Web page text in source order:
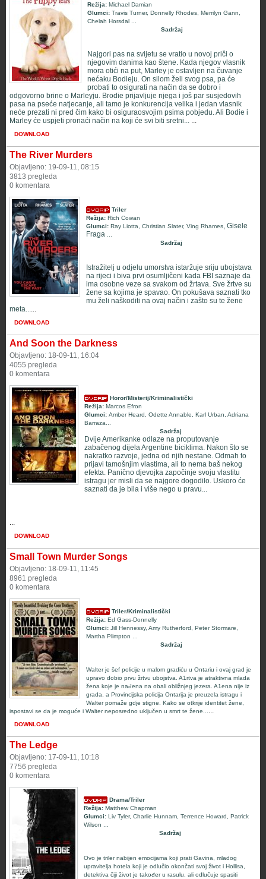
Režija: Michael Damian
Glumci: Travis Turner, Donnelly Rhodes Merrilyn Gann
Chelah Horsdal
Sadržaj
Najgori pas na svijetu se vratio u novoj priči o
njegovim danima kao štene. Kada njegov vlasnik
mora otići na put, Marley je ostavljen na čuvanje
nećaku Bodieju. On silom želi svog psa, pa će
probati to osigurati na način da se dobro i
odgovorno brine o Marleyju. Brodie prijavljuje njega i još par susjedovih
pasa na pseće natjecanje, ali tamo je konkurencija velika i jedan vlasnik
neće prezati ni pred čim kako bi osiguraosvojim psima pobjedu. Ali Bodie i
Marley će uspjeti pronaći način na koji će svi biti sretni... ...
DOWNLOAD
The River Murders
Objavljeno: 19-09-11, 08:15
3813 pregleda
0 komentara
Triler
Režija: Rich Cowan
Glumci: Ray Liotta Christian Slater, Ving Rhames, Gisele
Fraga
Sadržaj
Istražitelj u odjelu umorstva istaržuje sriju ubojstava
na rijeci i biva prvi osumljičeni kada FBI saznaje da
ima osobne veze sa svakom od žrtava. Sve žrtve su
žene sa kojima je spavao. On pokušava saznati tko
mu želi naškoditi na ovaj način i zašto su te žene
meta......
DOWNLOAD
And Soon the Darkness
Objavljeno: 18-09-11, 16:04
4055 pregleda
0 komentara
Horor/Misterij/Kriminalistički
Režija: Marcos Efron
Glumci: Amber Heard Odette Annable Karl Urban Adriana
Barraza
Sadržaj
Dvije Amerikanke odlaze na proputovanje
zabačenog dijela Argentine biciklima. Nakon što se
nakratko razvoje, jedna od njih nestane. Odmah to
prijavi tamošnjim vlastima, ali to nema baš nekog
efekta. Panično djevojka započinje svoju vlastitu
istragu jer misli da se najgore dogodilo. Uskoro će
saznati da je bila i više nego u pravu...
...
DOWNLOAD
Small Town Murder Songs
Objavljeno: 18-09-11, 11:45
8961 pregleda
0 komentara
Triler/Kriminalistički
Režija: Ed Gass-Donnelly
Glumci: Jill Hennessy, Amy Rutherford Peter Stormare
Martha Plimpton
Sadržaj
Walter je šef policije u malom gradiću u Ontariu i ovaj grad je
upravo dobio prvu žrtvu ubojstva. A1rtva je atraktivna mlada
žena koje je nađena na obali obližnjeg jezera. A1ena nije iz
grada, a Provincijska policija Ontarija je preuzela istragu i
Walter pomaže gdje stigne. Kako se otkrije identitet žene,
ispostavi se da je moguće i Walter neposredno uključen u smrt te žene... ...
DOWNLOAD
The Ledge
Objavljeno: 17-09-11, 10:18
7756 pregleda
0 komentara
Drama/Triler
Režija: Matthew Chapman
Glumci: Liv Tyler, Charlie Hunnam Terrence Howard
Patrick
Wilson
Sadržaj
Ovo je triler nabijen emocijama koji prati Gavina, mladog
upravitelja hotela koji je odlučio okončati svoj život i Hollisa,
detektiva čiji život je također u rasulu, ali odlučuje spasiti